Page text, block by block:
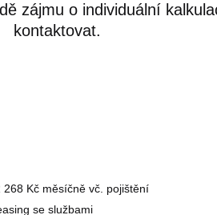
zájmu o individuální
kontaktovat.
268 Kčměsíčně vč. pojištění
se službami